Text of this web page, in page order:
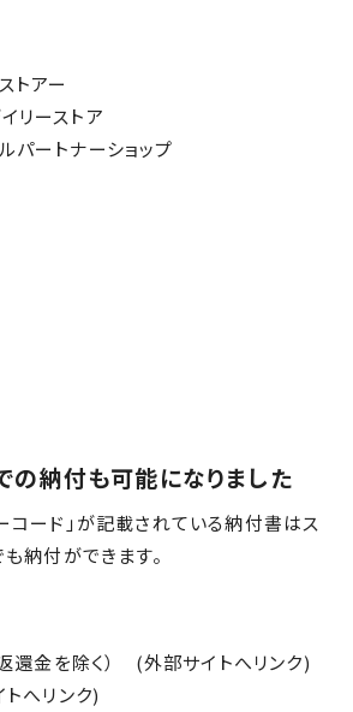
トアー
リーストア
パートナーショップ
の納付も可能になりました
コード」が記載されている納付書はス
納付ができます。
還金を除く） (外部サイトへリンク)
へリンク)